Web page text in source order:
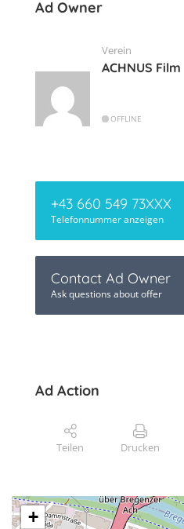
Ad Owner
Verein
ACHNUS Film
OFFLINE
+43 660 549 73XXX
Telefonnummer anzeigen
Contact Ad Owner
Ask questions about offer
Ad Action
Teilen Drucken
+